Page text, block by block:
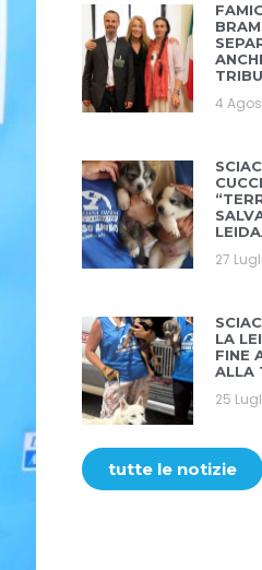
4
27
LA
FINE
ALLA
25
tutte le notizie